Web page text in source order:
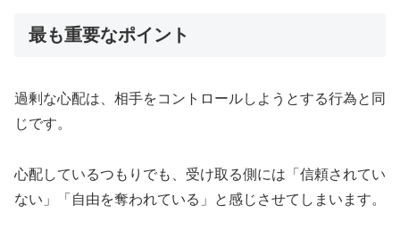
最も重要なポイント
過剰な心配は、相手をコントロールしようとする行為と同
じです。
心配しているつもりでも、受け取る側には「信頼されてい
ない」「自由を奪われている」と感じさせてしまいます。